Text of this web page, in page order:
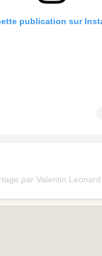
publication sur
par Valentin